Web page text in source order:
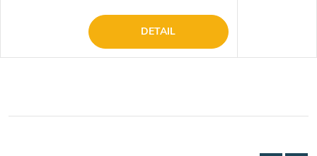
DETAIL